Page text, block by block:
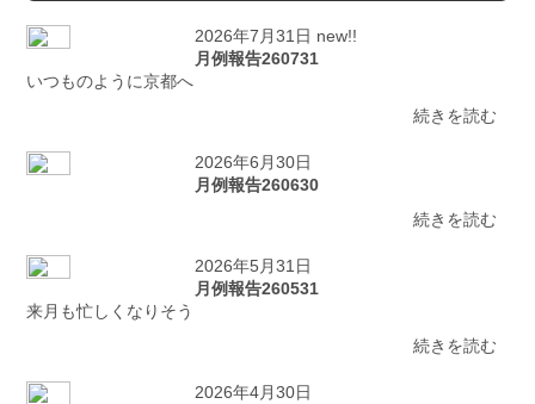
2026年7月31日 new!!
月例報告260731
いつものように京都へ
続きを読む
2026年6月30日
月例報告260630
続きを読む
2026年5月31日
月例報告260531
来月も忙しくなりそう
続きを読む
2026年4月30日